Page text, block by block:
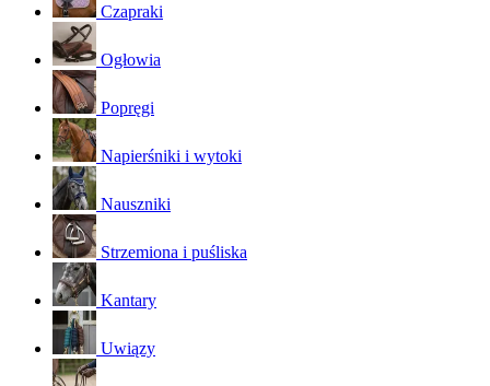
Czapraki
Ogłowia
Popręgi
Napierśniki i wytoki
Nauszniki
Strzemiona i puśliska
Kantary
Uwiązy